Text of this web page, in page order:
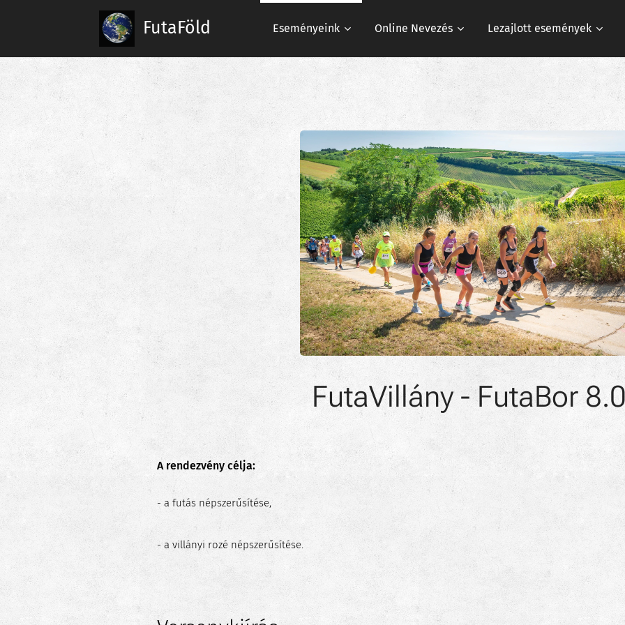
FutaFöld Eseményeink Online Nevezés Lezajlott események
FutaVillány - FutaBor
A rendezvény célja:
- a futás népszerűsítése,
- a villányi rozé népszerűsítése.